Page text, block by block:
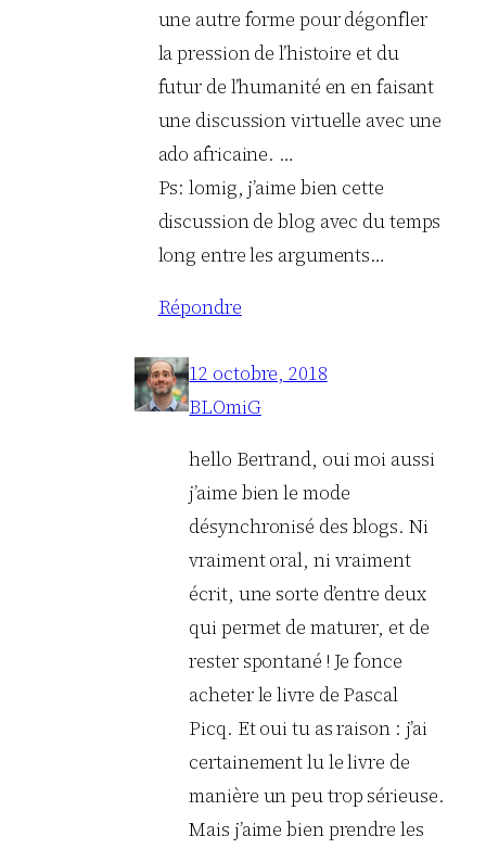
une autre forme pour dégonfler
la pression de l’histoire et du
futur de l’humanité en en faisant
une discussion virtuelle avec une
ado africaine. …
Ps: lomig, j’aime bien cette
discussion de blog avec du temps
long entre les arguments…
Répondre
12 octobre, 2018
BLOmiG
hello Bertrand, oui moi aussi
j’aime bien le mode
désynchronisé des blogs. Ni
vraiment oral, ni vraiment
écrit, une sorte d’entre deux
qui permet de maturer, et de
rester spontané ! Je fonce
acheter le livre de Pascal
Picq. Et oui tu as raison : j’ai
certainement lu le livre de
manière un peu trop sérieuse.
Mais j’aime bien prendre les